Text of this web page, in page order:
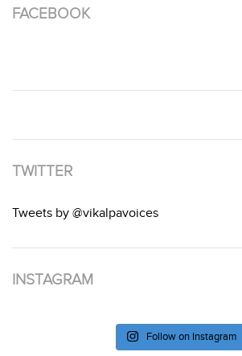
FACEBOOK
TWITTER
Tweets by @vikalpavoices
INSTAGRAM
Follow on Instagram